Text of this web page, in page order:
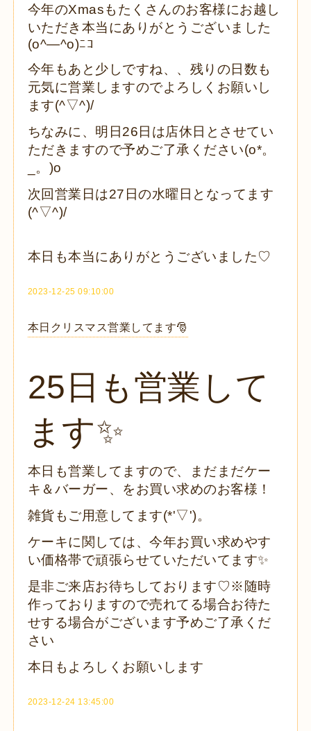
今年のXmasもたくさんのお客様にお越し
いただき本当にありがとうございました
(o^―^o)ﾆｺ
今年もあと少しですね、、残りの日数も
元気に営業しますのでよろしくお願いし
ます(^▽^)/
ちなみに、明日26日は店休日とさせてい
ただきますので予めご了承ください(o*。
_。)o
次回営業日は27日の水曜日となってます
(^▽^)/
本日も本当にありがとうございました♡
2023-12-25 09:10:00
本日クリスマス営業してます🎅
25日も営業して
ます✨
本日も営業してますので、まだまだケー
キ＆バーガー、をお買い求めのお客様！
雑貨もご用意してます(*'▽')。
ケーキに関しては、今年お買い求めやす
い価格帯で頑張らせていただいてます✨
是非ご来店お待ちしております♡※随時
作っておりますので売れてる場合お待た
せする場合がございます予めご了承くだ
さい
本日もよろしくお願いします
2023-12-24 13:45:00